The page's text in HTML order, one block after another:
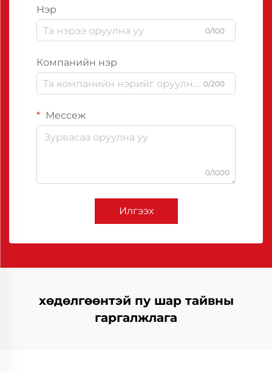
Нэр
0/100
Компанийн нэр
0/200
Мессеж
0/1000
Илгээх
хөдөлгөөнтэй пу шар тайвны
гаргалжлага